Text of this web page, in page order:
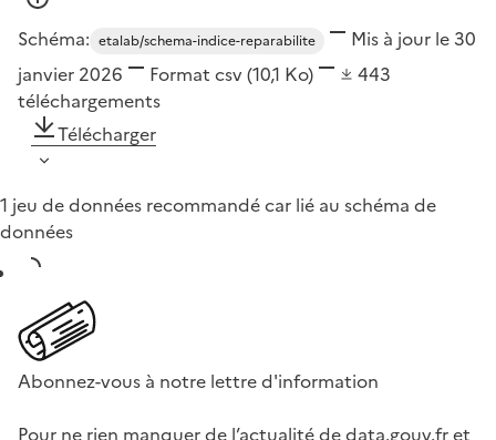
Schéma: etalab/schema-indice-reparabilite
Mis à jour le 30
janvier 2026
Format csv(10,1 Ko)
443
téléchargements
Télécharger
1 jeu de données recommandé car lié au schéma de
données
Abonnez-vous à notre lettre d'information
Pour ne rien manquer de l’actualité de data.gouv.fr et